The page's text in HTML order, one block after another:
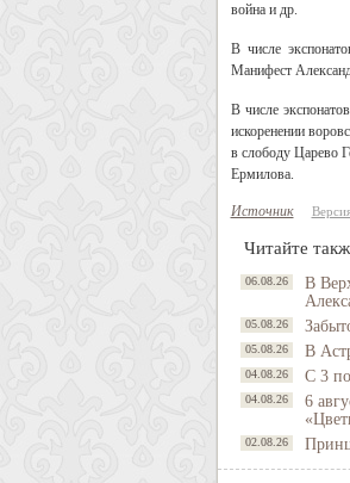
война и др.
В числе
Манифест
В числе
искоренении
в слободу Царево
Ермилова.
Источник
Читайте
06.08.26
В
05.08.26
05.08.26 В
04.08.26 С 3
04.08.26
6
02.08.26